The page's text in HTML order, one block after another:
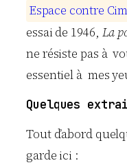
Espace contre Cim
essai de 1946, La
ne résiste pas à
essentiel à mes
Quelques
Tout d’abord
garde ici :